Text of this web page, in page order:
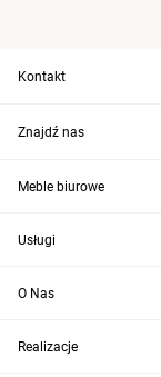
Kontakt
Znajdź nas
Meble biurowe
Usługi
O Nas
Realizacje